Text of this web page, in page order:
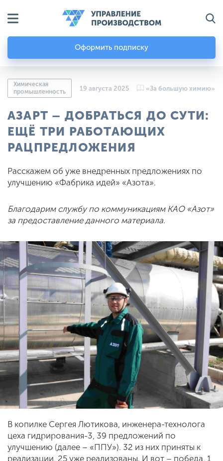
Оформить подписку
Химическая
промышленность
19 августа 2025 «За большую химию»
АЗАРТ – ДОБРАТЬСЯ ДО СУТИ:
ЕЩЁ ТРИ РАБОТАЮЩИХ
РАЦПРЕДЛОЖЕНИЯ
Расскажем об уже внедренных предложениях по
улучшению «Фабрика идей» «Азота».
Благодарим службу по коммуникациям КАО «Азот»
за предоставление данного материала.
В копилке Сергея Лютикова, инженера-технолога
цеха гидрирования-3, 39 предложений по
улучшению (далее – «ППУ»). 32 из них приняты к
реализации, 25 уже реализованы. И вот – победа, 1